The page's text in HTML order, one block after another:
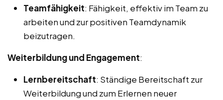
Teamfähigkeit: Fähigkeit, effektiv im Team zu
arbeiten und zur positiven Teamdynamik
beizutragen.
Weiterbildung und Engagement:
Lernbereitschaft: Ständige Bereitschaft zur
Weiterbildung und zum Erlernen neuer